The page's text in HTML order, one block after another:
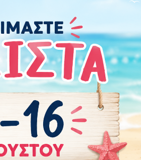
παραγγελία μόλις ολοκληρωθεί το upload.
συνήθως 2 εργάσιμες ημέρες από την
σας.
για έγκριση πριν το δώσουμε για
γίνεται στο Viber ή, αν δεν υπάρχει,
δίνουμε για εκτύπωση.